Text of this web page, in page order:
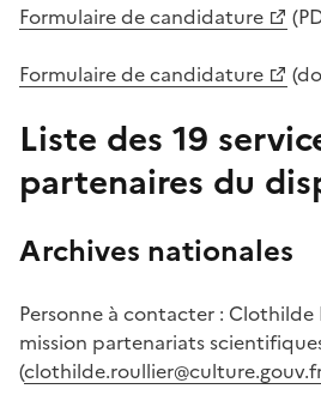
Formulaire de candidature
Formulaire de candidature
Liste des 19
partenaires du
Archives nationales
Personne à contacter : Clothilde
mission partenariats
(clothilde.roullier@culture.gouv.fr